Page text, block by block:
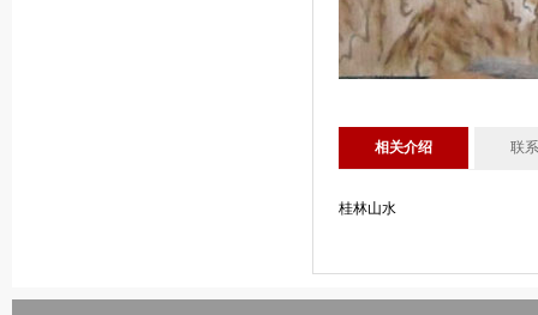
相关介绍 联
桂林山水